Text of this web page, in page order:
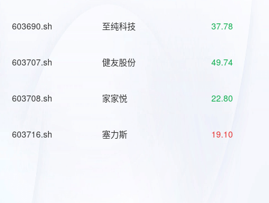
603690.sh 至纯科技 37.78
603707.sh 健友股份 49.74
603708.sh 家家悦 22.80
603716.sh 塞力斯 19.10